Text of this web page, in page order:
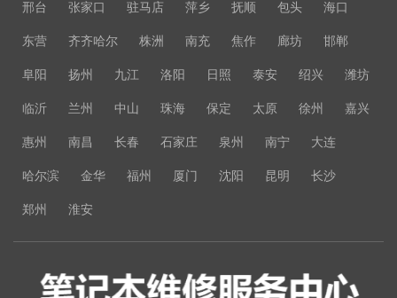
邢台 张家口 驻马店 萍乡 抚顺 包头 海口
东营 齐齐哈尔 株洲 南充 焦作 廊坊 邯郸
阜阳 扬州 九江 洛阳 日照 泰安 绍兴 潍坊
临沂 兰州 中山 珠海 保定 太原 徐州 嘉兴
惠州 南昌 长春 石家庄 泉州 南宁 大连
哈尔滨 金华 福州 厦门 沈阳 昆明 长沙
郑州 淮安